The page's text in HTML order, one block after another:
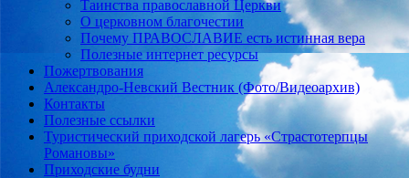
Таинства православной Церкви
О церковном благочестии
Почему ПРАВОСЛАВИЕ есть истинная вера
Полезные интернет ресурсы
Пожертвования
Александро-Невский Вестник (Фото/Видеоархив)
Контакты
Полезные ссылки
Туристический приходской лагерь «Страстотерпцы
Романовы»
Приходские будни